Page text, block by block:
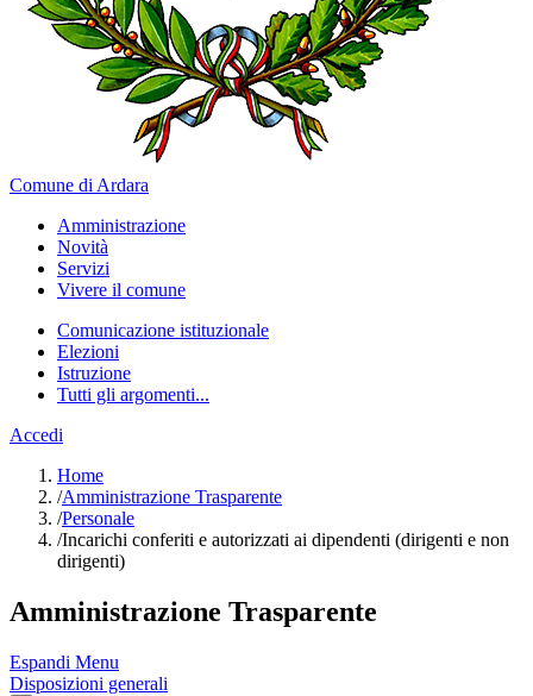
Comune di Ardara
Amministrazione
Novità
Servizi
Vivere il comune
Comunicazione istituzionale
Elezioni
Istruzione
Tutti gli argomenti...
Accedi
Home
/Amministrazione Trasparente
/Personale
/Incarichi conferiti e autorizzati ai dipendenti (dirigenti e non
dirigenti)
Amministrazione Trasparente
Espandi Menu
Disposizioni generali